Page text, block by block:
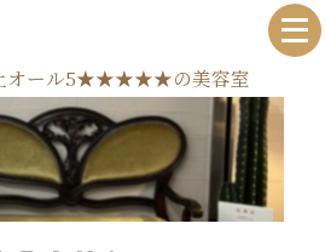
オール5★★★★★の美容室